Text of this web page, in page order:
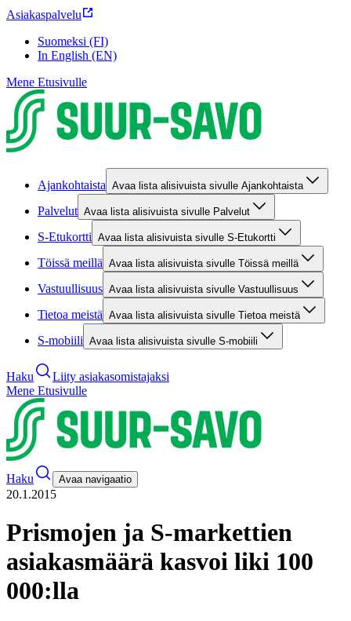
Asiakaspalvelu
Suomeksi (FI)
In English (EN)
Mene Etusivulle
Ajankohtaista Avaa lista alisivuista sivulle Ajankohtaista
Palvelut Avaa lista alisivuista sivulle Palvelut
S-Etukortti Avaa lista alisivuista sivulle S-Etukortti
Töissä meillä Avaa lista alisivuista sivulle Töissä meillä
Vastuullisuus Avaa lista alisivuista sivulle Vastuullisuus
Tietoa meistä Avaa lista alisivuista sivulle Tietoa meistä
S-mobiili Avaa lista alisivuista sivulle S-mobiili
Haku
Liity asiakasomistajaksi
Mene Etusivulle
Haku Avaa navigaatio
20.1.2015
Prismojen ja S-markettien
asiakasmäärä kasvoi liki 100
000:lla